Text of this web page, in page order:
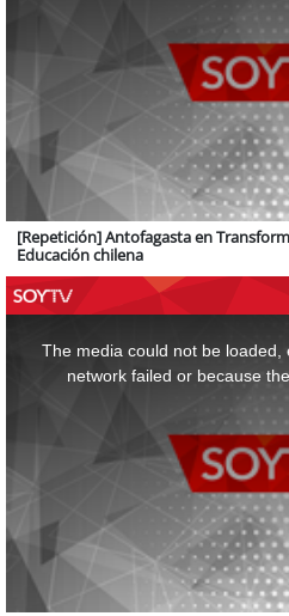
[Repetición] Antofagasta en
Educación chilena
The media could not be
network failed or because